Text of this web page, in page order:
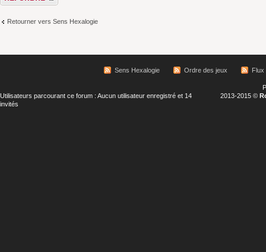
Retourner vers Sens Hexalogie
Sens Hexalogie Ordre des jeux Flux
Utilisateurs parcourant ce forum : Aucun utilisateur enregistré et 14
invités
2013-2015 ©